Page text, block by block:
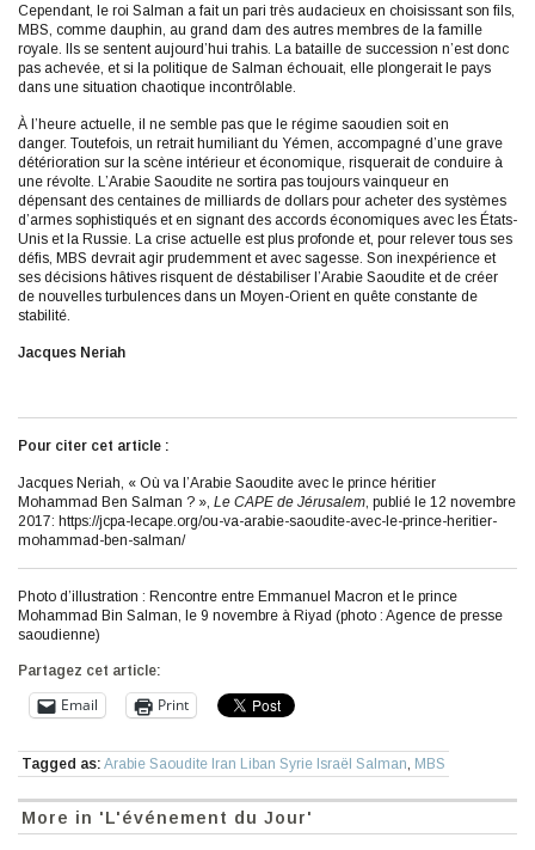
Cependant, le roi Salman a fait un pari très audacieux en choisissant son fils,
MBS, comme dauphin, au grand dam des autres membres de la famille
royale. Ils se sentent aujourd’hui trahis. La bataille de succession n’est donc
pas achevée, et si la politique de Salman échouait, elle plongerait le pays
dans une situation chaotique incontrôlable.
À l’heure actuelle, il ne semble pas que le régime saoudien soit en
danger. Toutefois, un retrait humiliant du Yémen, accompagné d’une grave
détérioration sur la scène intérieur et économique, risquerait de conduire à
une révolte. L’Arabie Saoudite ne sortira pas toujours vainqueur en
dépensant des centaines de milliards de dollars pour acheter des systèmes
d’armes sophistiqués et en signant des accords économiques avec les États-
Unis et la Russie. La crise actuelle est plus profonde et, pour relever tous ses
défis, MBS devrait agir prudemment et avec sagesse. Son inexpérience et
ses décisions hâtives risquent de déstabiliser l’Arabie Saoudite et de créer
de nouvelles turbulences dans un Moyen-Orient en quête constante de
stabilité.
Jacques Neriah
Pour citer cet article :
Jacques Neriah, « Où va l’Arabie Saoudite avec le prince héritier
Mohammad Ben Salman ? », Le CAPE de Jérusalem , publié le 12 novembre
2017: https://jcpa-lecape.org/ou-va-arabie-saoudite-avec-le-prince-heritier-
mohammad-ben-salman/
Photo d’illustration : Rencontre entre Emmanuel Macron et le prince
Mohammad Bin Salman, le 9 novembre à Riyad (photo : Agence de presse
saoudienne)
Partagez cet article:
Email Print
Tagged as: Arabie Saoudite Iran Liban Syrie Israël Salman MBS
More in 'L'événement du Jour'